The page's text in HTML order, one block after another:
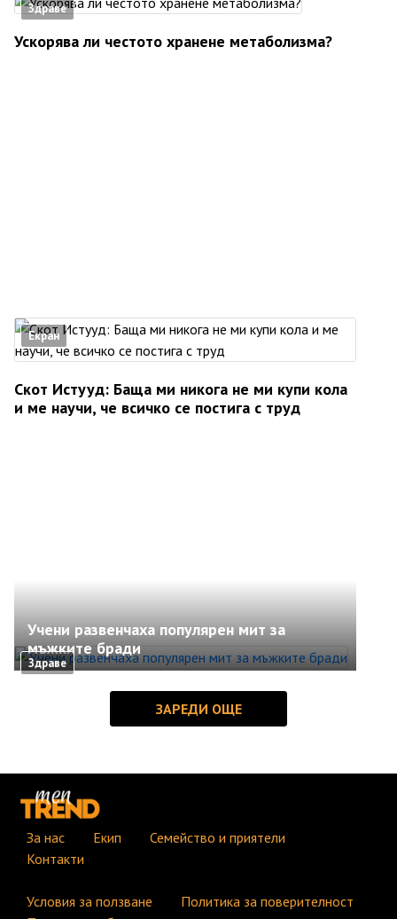
Здраве
Ускорява ли честото хранене метаболизма?
Екран
Скот Истууд: Баща ми никога не ми купи кола
и ме научи, че всичко се постига с труд
Здраве
Учени развенчаха популярен мит за
мъжките бради
За нас Екип
Семейство и приятели
Контакти
Условия за ползване
Политика за поверителност